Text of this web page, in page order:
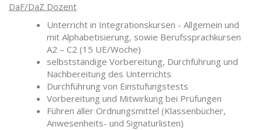
DaF/DaZ Dozent
Unterricht in Integrationskursen - Allgemein und
mit Alphabetisierung, sowie Berufssprachkursen
A2 – C2 (15 UE/Woche)
selbstständige Vorbereitung, Durchführung und
Nachbereitung des Unterrichts
Durchführung von Einstufungstests
Vorbereitung und Mitwirkung bei Prüfungen
Führen aller Ordnungsmittel (Klassenbücher,
Anwesenheits- und Signaturlisten)